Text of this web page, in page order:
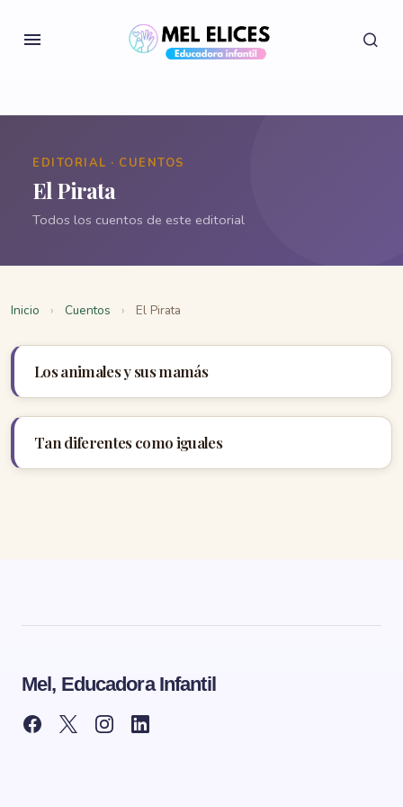
EDITORIAL · CUENTOS
El Pirata
Todos los cuentos de este editorial
Inicio › Cuentos › El Pirata
Los animales y sus mamás
Tan diferentes como iguales
Mel, Educadora Infantil